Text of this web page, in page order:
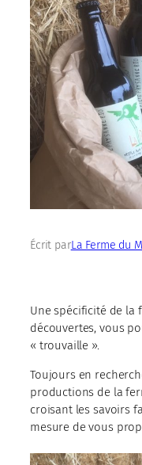
Écrit parLa Ferme du
Une spécificité de la
découvertes, vous
« trouvaille ».
Toujours en
productions de la
croisant les savoirs
mesure de vous